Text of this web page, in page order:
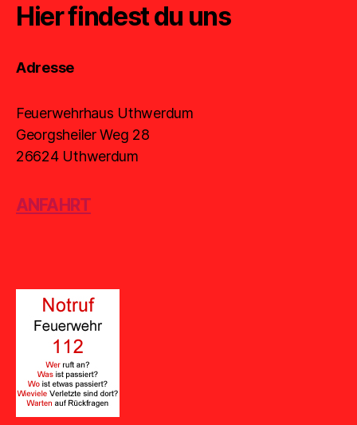
Hier findest du uns
Adresse
Feuerwehrhaus Uthwerdum
Georgsheiler Weg 28
26624 Uthwerdum
ANFAHRT